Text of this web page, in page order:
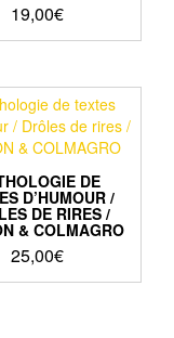
19,00€
DE
D’HUMOUR /
DE RIRES /
& COLMAGRO
25,00€